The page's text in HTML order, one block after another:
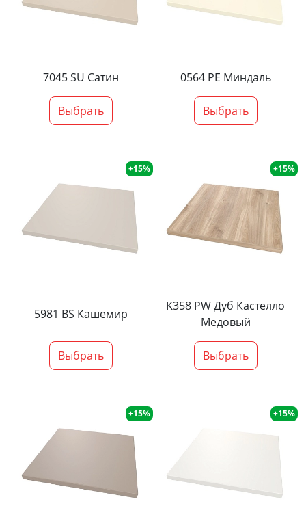
7045 SU Сатин
Выбрать
0564 PE Миндаль
Выбрать
+15%
5981 BS Кашемир
Выбрать
+15%
K358 PW Дуб Кастелло
Медовый
Выбрать
+15% +15%